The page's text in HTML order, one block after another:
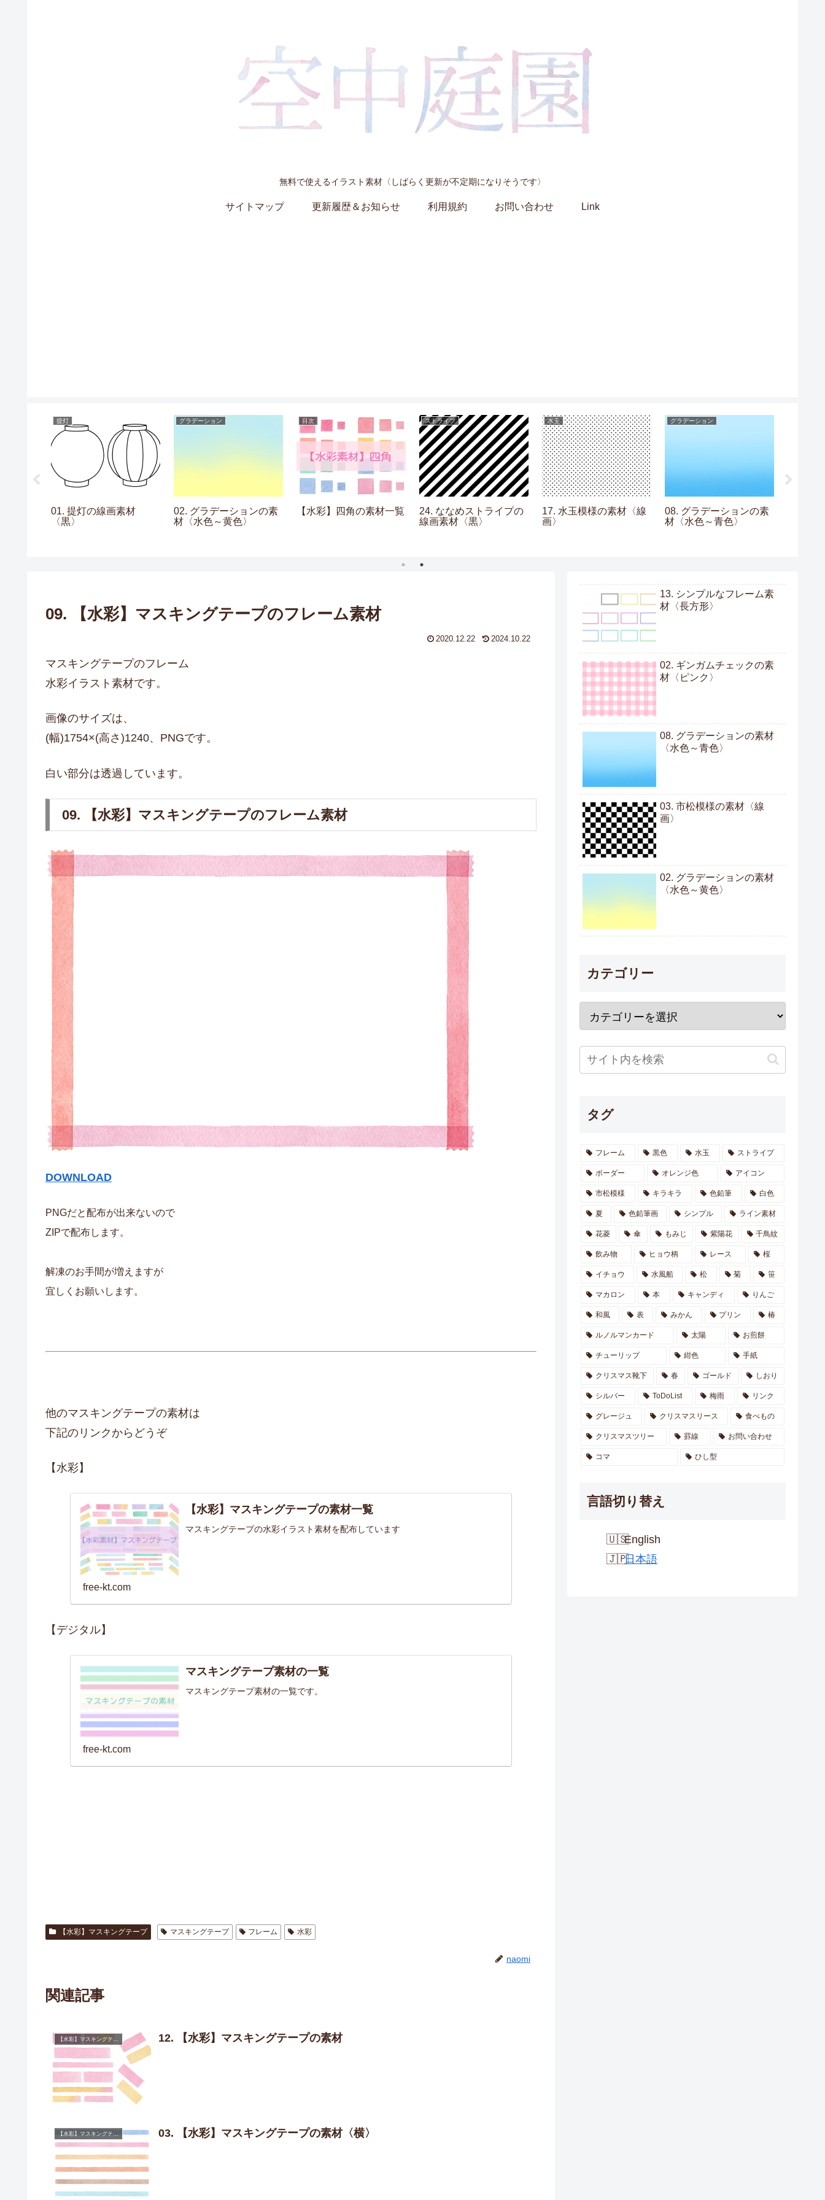
無料で使えるイラスト素材〈しばらく更新が不定期になりそうです〉
サイトマップ 更新履歴＆お知らせ 利用規約 お問い合わせ Link
提灯
01. 提灯の線画素材
〈黒〉
グラデーション
02. グラデーションの素
材〈水色～黄色〉
目次
【水彩】四角の素材一覧
ストライプ
24. ななめストライプの
線画素材〈黒〉
水玉
17. 水玉模様の素材〈線
画〉
グラデーション
08. グラデーションの素
材〈水色～青色〉
09. 【水彩】マスキングテープのフレーム素材
2020.12.22 2024.10.22
マスキングテープのフレーム
水彩イラスト素材です。
画像のサイズは、
(幅)1754×(高さ)1240、PNGです。
白い部分は透過しています。
09. 【水彩】マスキングテープのフレーム素材
DOWNLOAD
PNGだと配布が出来ないので
ZIPで配布します。
解凍のお手間が増えますが
宜しくお願いします。
他のマスキングテープの素材は
下記のリンクからどうぞ
【水彩】
【水彩】マスキングテープの素材一覧
マスキングテープの水彩イラスト素材を配布しています
free-kt.com
【デジタル】
マスキングテープ素材の一覧
マスキングテープ素材の一覧です。
free-kt.com
【水彩】マスキングテープ マスキングテープ フレーム 水彩
naomi
関連記事
12. 【水彩】マスキングテープの素材
03. 【水彩】マスキングテープの素材〈横〉
13. シンプルなフレーム素
材〈長方形〉
02. ギンガムチェックの素
材〈ピンク〉
08. グラデーションの素材
〈水色～青色〉
03. 市松模様の素材〈線
画〉
02. グラデーションの素材
〈水色～黄色〉
カテゴリー
タグ
フレーム 黒色 水玉 ストライプ
ボーダー オレンジ色 アイコン
市松模様 キラキラ 色鉛筆 白色
夏 色鉛筆画 シンプル ライン素材
花菱 傘 もみじ 紫陽花 千鳥紋
飲み物 ヒョウ柄 レース 桜
イチョウ 水風船 松 菊 笹
マカロン 本 キャンディ りんご
和風 表 みかん プリン 椿
ルノルマンカード 太陽 お煎餅
チューリップ 紺色 手紙
クリスマス靴下 春 ゴールド しおり
シルバー ToDoList 梅雨 リンク
グレージュ クリスマスリース 食べもの
クリスマスツリー 罫線 お問い合わせ
コマ ひし型
言語切り替え
English
日本語